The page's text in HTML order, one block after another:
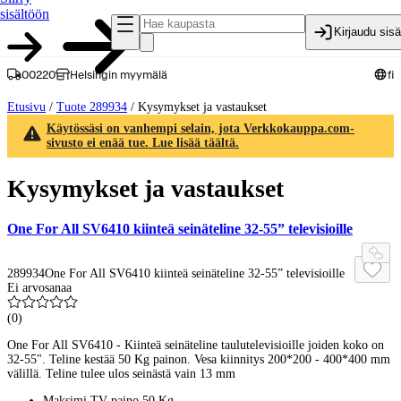
sisältöön
Kirjaudu
00220 Helsingin myymälä fi
Etusivu / Tuote 289934 / Kysymykset ja vastaukset
Käytössäsi on vanhempi selain, jota Verkkokauppa.com-
sivusto ei enää tue. Lue lisää täältä.
Kysymykset ja vastaukset
One For All SV6410 kiinteä seinäteline 32-55” televisioille
289934One For All SV6410 kiinteä seinäteline 32-55” televisioille
Ei arvosanaa
(0)
One For All SV6410 - Kiinteä seinäteline taulutelevisioille joiden koko on
32-55". Teline kestää 50 Kg painon. Vesa kiinnitys 200*200 - 400*400 mm
välillä. Teline tulee ulos seinästä vain 13 mm